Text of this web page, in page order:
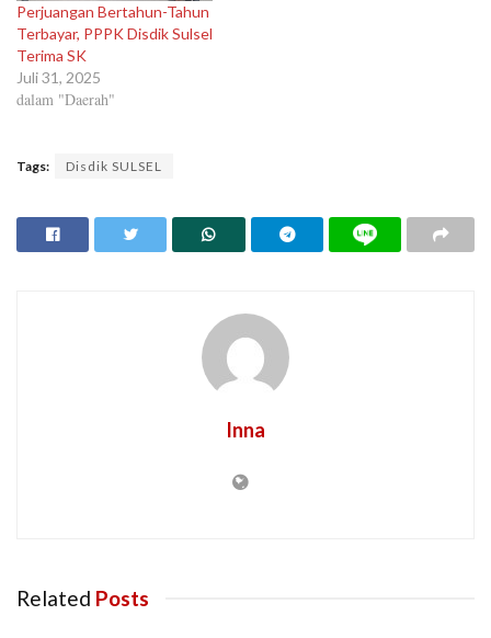
Perjuangan Bertahun-Tahun
Terbayar, PPPK Disdik Sulsel
Terima SK
Juli 31, 2025
dalam "Daerah"
Tags: Disdik SULSEL
Inna
Related Posts